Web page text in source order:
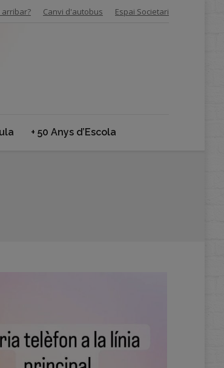
arribar? Canvi d'autobus Espai Societari
+ 50 Anys d’Escola